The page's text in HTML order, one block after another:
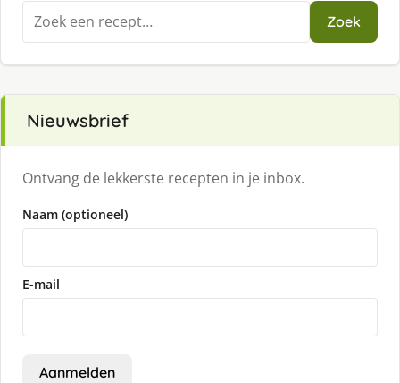
Zoeken
naar:
Zoek
Nieuwsbrief
Ontvang de lekkerste recepten in je inbox.
Naam (optioneel)
E-mail
Aanmelden